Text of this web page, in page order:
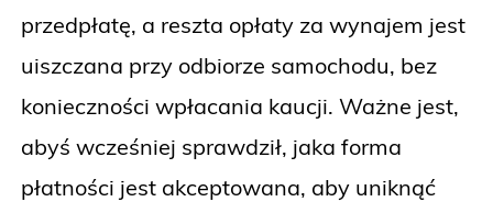
przedpłatę, a reszta opłaty za wynajem jest
uiszczana przy odbiorze samochodu, bez
konieczności wpłacania kaucji. Ważne jest,
abyś wcześniej sprawdził, jaka forma
płatności jest akceptowana, aby uniknąć